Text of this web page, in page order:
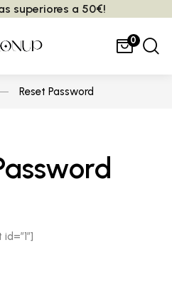
superiores a 50€!
0
Reset Password